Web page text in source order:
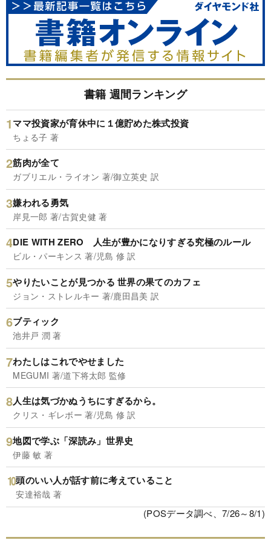
書籍 週間ランキング
ママ投資家が育休中に１億貯めた株式投資
ちょる子 著
筋肉が全て
ガブリエル・ライオン 著/御立英史 訳
嫌われる勇気
岸見一郎 著/古賀史健 著
DIE WITH ZERO 人生が豊かになりすぎる究極のルール
ビル・パーキンス 著/児島 修 訳
やりたいことが見つかる 世界の果てのカフェ
ジョン・ストレルキー 著/鹿田昌美 訳
ブティック
池井戸 潤 著
わたしはこれでやせました
MEGUMI 著/道下将太郎 監修
人生は気づかぬうちにすぎるから。
クリス・ギレボー 著/児島 修 訳
地図で学ぶ「深読み」世界史
伊藤 敏 著
頭のいい人が話す前に考えていること
安達裕哉 著
(POSデータ調べ、7/26～8/1)